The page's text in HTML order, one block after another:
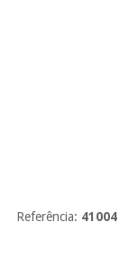
Referência: 41004